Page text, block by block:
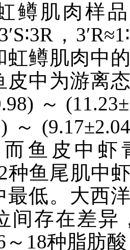
鳟肌肉样
，
虹鳟肌肉中
皮中为游离
～
～
而鱼皮中
种鱼尾肌中
最低。大西
间存在差异
～18种脂肪